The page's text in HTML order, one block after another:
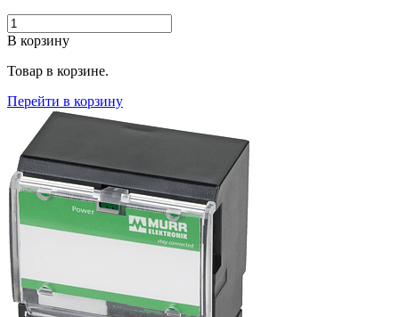
В корзину
Товар в корзине.
Перейти в корзину